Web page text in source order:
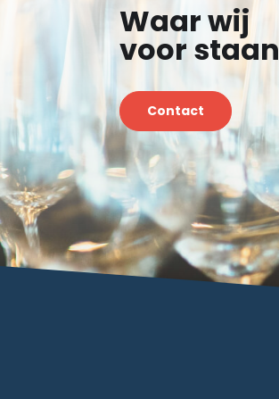
Waar wij
voor staan
Contact